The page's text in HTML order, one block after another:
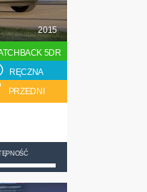
2015
5DR
RĘCZNA
PRZEDNI